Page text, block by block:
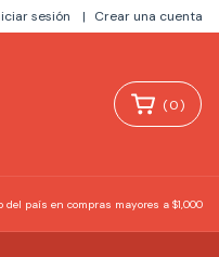
sesión | Crear una cuenta
(0)
país en compras mayores a $1,000